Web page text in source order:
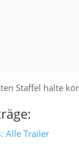
Staffel halte
Alle Trailer